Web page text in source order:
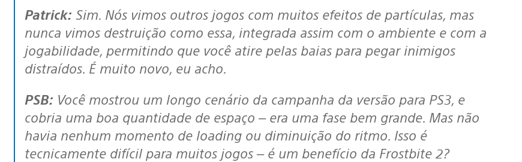
Patrick: Sim. Nós vimos outros jogos com muitos efeitos de partículas, mas
nunca vimos destruição como essa, integrada assim com o ambiente e com a
jogabilidade, permitindo que você atire pelas baias para pegar inimigos
distraídos. É muito novo, eu acho.
PSB: Você mostrou um longo cenário da campanha da versão para PS3, e
cobria uma boa quantidade de espaço – era uma fase bem grande. Mas não
havia nenhum momento de loading ou diminuição do ritmo. Isso é
tecnicamente difícil para muitos jogos – é um benefício da Frostbite 2?